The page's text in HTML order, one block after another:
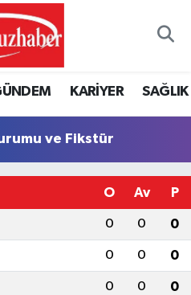
KARİYER SAĞLIK
ve Fikstür
O Av P
0 0 0
0 0 0
0 0 0